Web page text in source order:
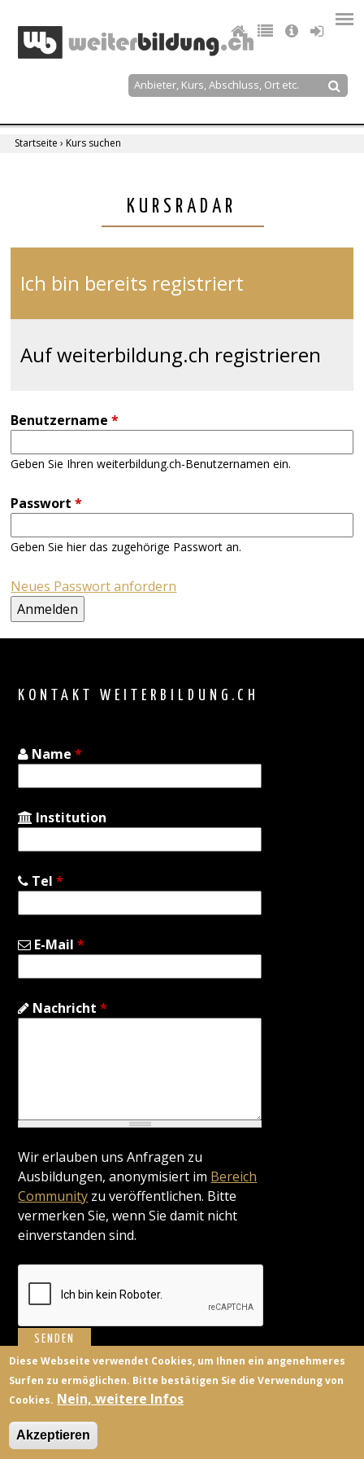
navigation
Suche
Startseite › Kurs suchen
KURSRADAR
Ich bin bereits registriert
Auf weiterbildung.ch registrieren
Benutzername*
Geben Sie Ihren weiterbildung.ch-Benutzernamen ein.
Passwort*
Geben Sie hier das zugehörige Passwort an.
Neues Passwort anfordern
KONTAKT WEITERBILDUNG.CH
Name*
Institution
Tel*
E-Mail*
Nachricht*
Wir erlauben uns Anfragen zu
Ausbildungen, anonymisiert im Bereich
Community zu veröffentlichen. Bitte
vermerken Sie, wenn Sie damit nicht
einverstanden sind.
BILDUNGSANBIETER KONTAKT
Diese Webseite verwendet Cookies, um Ihnen ein angenehmeres
Surfen zu ermöglichen. Bitte bestätigen Sie die Verwendung von
Cookies. Nein, weitere Infos
Akzeptieren